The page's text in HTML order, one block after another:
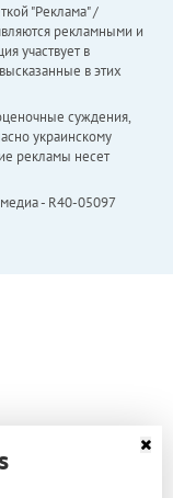
"Реклама" /
рекламными и
участвует в
в этих
суждения,
украинскому
рекламы несет
- R40-05097